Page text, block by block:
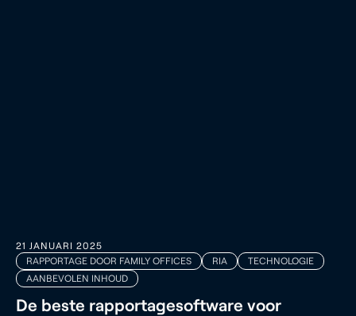
21 JANUARI 2025
RAPPORTAGE DOOR FAMILY OFFICES
RIA
TECHNOLOGIE
AANBEVOLEN INHOUD
De beste rapportagesoftware voor